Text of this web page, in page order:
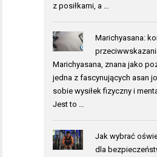
z posiłkami, a …
Marichyasana:
Marichyasana, znana jako
jedna z fascynujących asan
sobie wysiłek fizyczny i
Jest to …
Jak wybrać
dla